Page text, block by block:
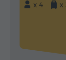
x 4
x